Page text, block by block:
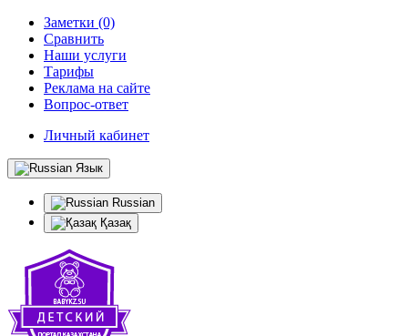
Заметки (0)
Сравнить
Наши услуги
Тарифы
Реклама на сайте
Вопрос-ответ
Личный кабинет
Язык
Russian
Қазақ